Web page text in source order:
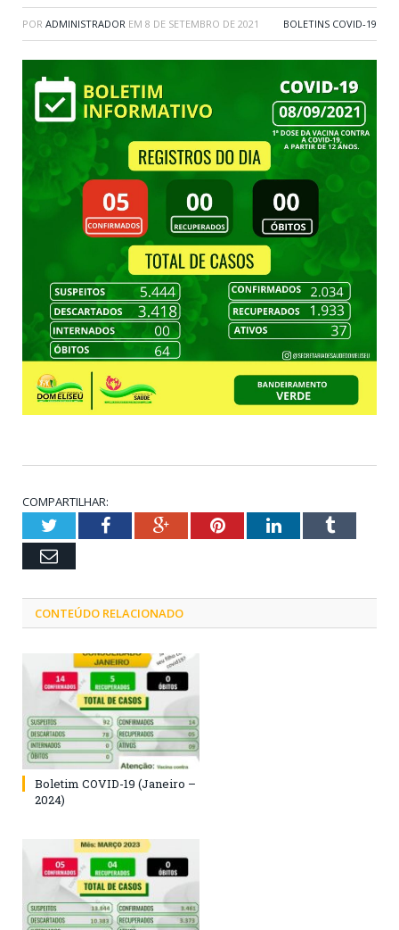
POR ADMINISTRADOR EM 8 DE SETEMBRO DE 2021 BOLETINS COVID-19
COMPARTILHAR:
TwitterFacebookGoogle+PinterestLinkedInTumblr
Email
CONTEÚDO RELACIONADO
Boletim COVID-19 (Janeiro –
2024)